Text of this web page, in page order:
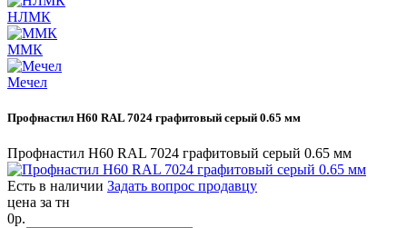
НЛМК
ММК
Мечел
Профнастил Н60 RAL 7024 графитовый серый 0.65 мм
Профнастил Н60 RAL 7024 графитовый серый 0.65 мм
Есть в наличии Задать вопрос продавцу
цена за тн
0р.